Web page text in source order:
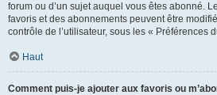
forum ou d’un sujet auquel vous êtes abonné.
favoris et des abonnements peuvent être
contrôle de l’utilisateur, sous les « Préférences
Haut
Comment puis-je ajouter aux favoris ou